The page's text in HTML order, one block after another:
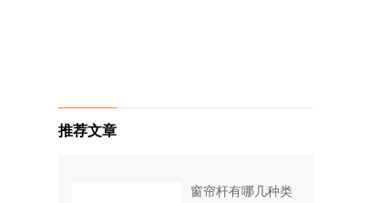
推荐文章
窗帘杆有哪几种类